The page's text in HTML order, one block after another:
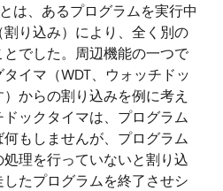
は、あるプログラムを実行中
り込み）により、全く別の
でした。周辺機能の一つで
イマ（WDT、ウォッチドッ
からの割り込みを例に考え
ックタイマは、プログラム
もしませんが、プログラム
理を行っていないと割り込
たプログラムを終了させシ